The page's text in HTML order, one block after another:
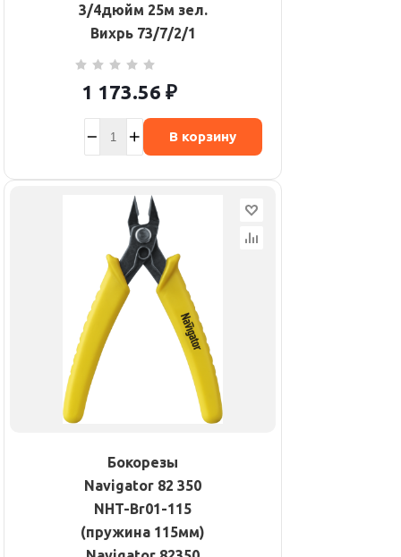
3/4дюйм 25м зел.
Вихрь 73/7/2/1
1 173.56 ₽
В корзину
Бокорезы
Navigator 82 350
NHT-Br01-115
(пружина 115мм)